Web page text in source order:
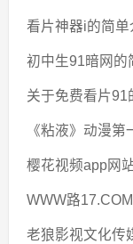
看片神器i的简单
初中生91暗网的
关于免费看片91
《粘液》动漫第
樱花视频app网
WWW路
老狼影视文化传